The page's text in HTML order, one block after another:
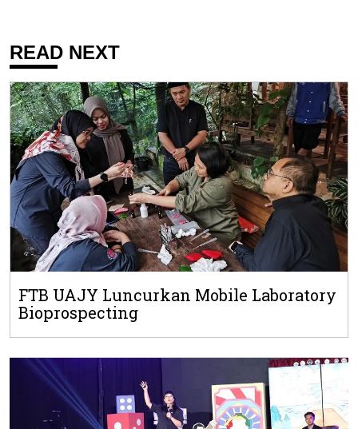
READ NEXT
FTB UAJY Luncurkan Mobile Laboratory
Bioprospecting